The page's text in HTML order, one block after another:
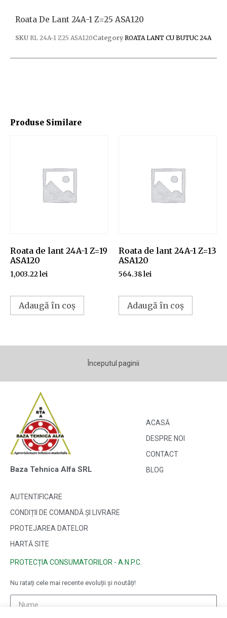
Produse Similare
Roata de lant 24A-1 Z=19
ASA120
1,003.22lei
Adaugă în coș
Roata de lant 24A-1 Z=13
ASA120
564.38lei
Adaugă în coș
Roata De Lant 24A-1 Z=25 ASA120
SKU RL 24A-1 Z25 ASA120Category ROATA LANT CU BUTUC 24A
Începutul paginii
Baza Tehnica Alfa SRL
ACASĂ
DESPRE NOI
CONTACT
BLOG
AUTENTIFICARE
CONDIȚII DE COMANDĂ ȘI LIVRARE
PROTEJAREA DATELOR
HARTĂ SITE
PROTECȚIA CONSUMATORILOR - A.N.P.C.
Nu ratați cele mai recente evoluții și noutăți!